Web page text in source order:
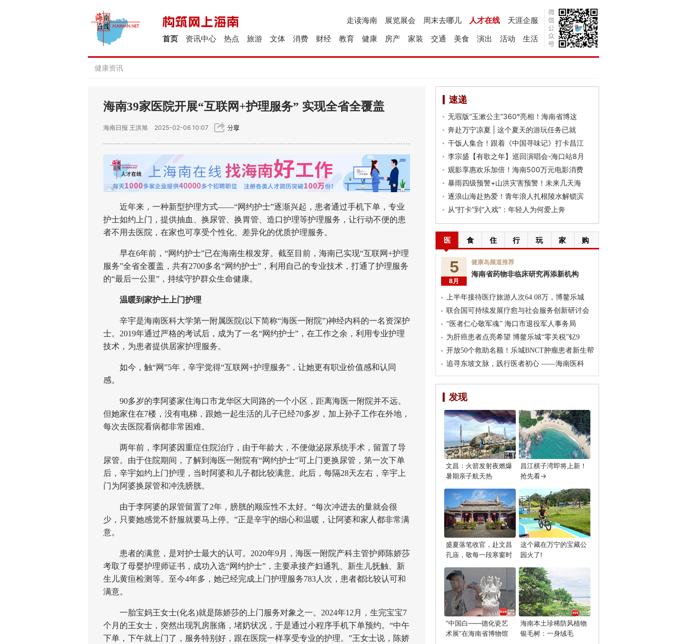
天涯企服
人才在线
周末去哪儿
展览展会
走读海南
生活
活动
演出
美食
交通
家装
房产
健康
教育
财经
消费
文体
旅游
热点
资讯中心
首页
健康资讯
海南39家医院开展“互联网+护理服务” 实现全省全覆盖
海南日报 王洪旭 2025-02-06 10:07
近年来，一种新型护理方式——“网约护士”逐渐兴起，患者通过手机下单，专业
护士如约上门，提供抽血、换尿管、换胃管、造口护理等护理服务，让行动不便的患
者不用去医院，在家也可享受个性化、差异化的优质护理服务。
早在6年前，“网约护士”已在海南生根发芽。截至目前，海南已实现“互联网+护理
服务”全省全覆盖，共有2700多名“网约护士”，利用自己的专业技术，打通了护理服务
的“最后一公里”，持续守护群众生命健康。
温暖到家护士上门护理
辛宇是海南医科大学第一附属医院(以下简称“海医一附院”)神经内科的一名资深护
士。2019年通过严格的考试后，成为了一名“网约护士”，在工作之余，利用专业护理
技术，为患者提供居家护理服务。
如今，触“网”5年，辛宇觉得“互联网+护理服务”，让她更有职业价值感和认同
感。
90多岁的李阿婆家住海口市龙华区大同路的一个小区，距离海医一附院并不远。
但她家住在7楼，没有电梯，跟她一起生活的儿子已经70多岁，加上孙子工作在外地，
每次去医院看病都非常困难。
两年前，李阿婆因重症住院治疗，由于年龄大，不便做泌尿系统手术，留置了导
尿管。由于住院期间，了解到海医一附院有“网约护士”可上门更换尿管，第一次下单
后，辛宇如约上门护理，当时阿婆和儿子都比较满意。此后，每隔28天左右，辛宇上
门为阿婆换尿管和冲洗膀胱。
由于李阿婆的尿管留置了2年，膀胱的顺应性不太好。“每次冲进去的量就会很
少，只要她感觉不舒服就要马上停。”正是辛宇的细心和温暖，让阿婆和家人都非常满
意。
患者的满意，是对护士最大的认可。2020年9月，海医一附院产科主管护师陈娇莎
考取了母婴护理师证书，成功入选“网约护士”，主要承接产妇通乳、新生儿抚触、新
生儿黄疸检测等。至今4年多，她已经完成上门护理服务783人次，患者都比较认可和
满意。
一胎宝妈王女士(化名)就是陈娇莎的上门服务对象之一。2024年12月，生完宝宝7
个月的王女士，突然出现乳房胀痛，堵奶状况，于是通过小程序手机下单预约。“中午
下单，下午就上门了，服务特别好，跟在医院一样享受专业的护理。”王女士说，陈娇
速递
无瑕版“玉漱公主”360°亮相！海南省博这
奔赴万宁凉夏 | 这个夏天的游玩任务已就
干饭人集合！跟着《中国寻味记》打卡昌江
李宗盛【有歌之年】巡回演唱会-海口站8月
观影享惠欢乐加倍！海南500万元电影消费
暴雨四级预警+山洪灾害预警！未来几天海
逐浪山海赴热爱！青年浪人扎根陵水解锁滨
从“打卡”到“入戏”：年轻人为何爱上奔
医 食 住 行 玩 家 购
5
8月
健康岛频道推荐
海南省药物非临床研究再添新机构
上半年接待医疗旅游人次64.08万，博鳌乐城
联合国可持续发展疗愈与社会服务创新研讨会
“医者仁心敬军魂” 海口市退役军人事务局
为肝癌患者点亮希望 博鳌乐城“零关税”钇9
开放50个救助名额！乐城BNCT肿瘤患者新生帮
追寻东坡文脉，践行医者初心 ——海南医科
发现
文昌：火箭发射夜燃爆
暑期亲子航天热
昌江棋子湾即将上新！
抢先看→
盛夏落笔收官，赴文昌
孔庙，敬每一段寒窗时
这个藏在万宁的宝藏公
园火了!
“中国白——德化瓷艺
术展”在海南省博物馆
海南本土珍稀防风植物
银毛树：一身绒毛